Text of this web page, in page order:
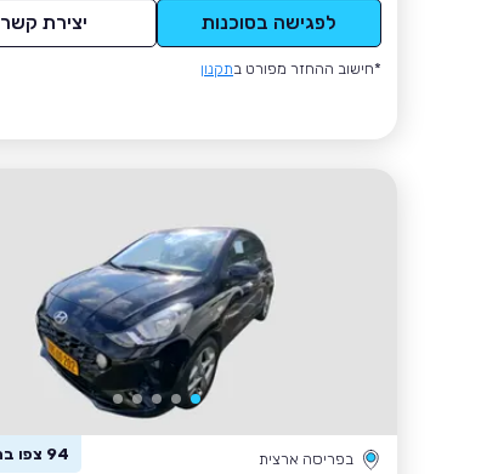
לפגישה בסוכנות יצירת קשר
*חישוב ההחזר מפורט בתקנון
בפריסה ארצית 94 צפו ברכב זה